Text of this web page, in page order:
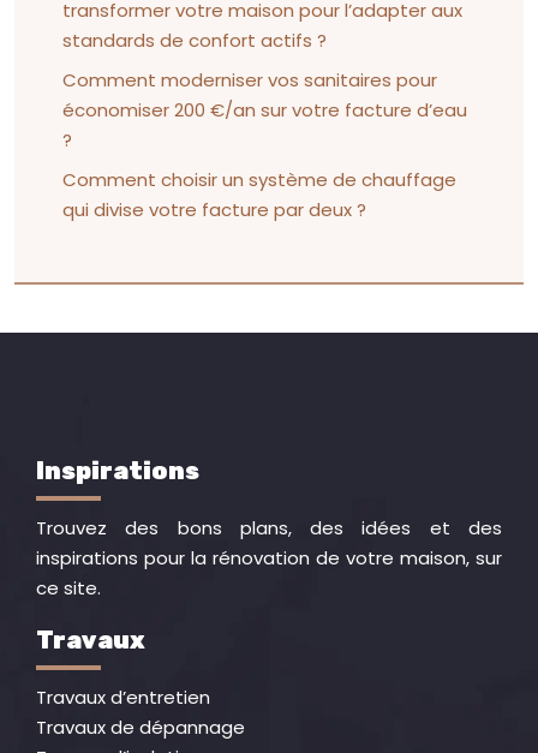
transformer votre maison pour l’adapter aux
standards de confort actifs ?
Comment moderniser vos sanitaires pour
économiser 200 €/an sur votre facture d’eau
?
Comment choisir un système de chauffage
qui divise votre facture par deux ?
Inspirations
Trouvez des bons plans, des idées et des
inspirations pour la rénovation de votre maison, sur
ce site.
Travaux
Travaux d’entretien
Travaux de dépannage